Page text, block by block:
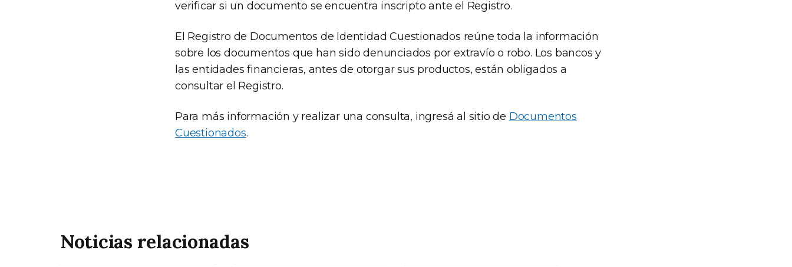
verificar si un documento se encuentra inscripto ante el Registro.
El Registro de Documentos de Identidad Cuestionados reúne toda la información
sobre los documentos que han sido denunciados por extravío o robo. Los bancos y
las entidades financieras, antes de otorgar sus productos, están obligados a
consultar el Registro.
Para más información y realizar una consulta, ingresá al sitio de Documentos
Cuestionados.
Noticias relacionadas